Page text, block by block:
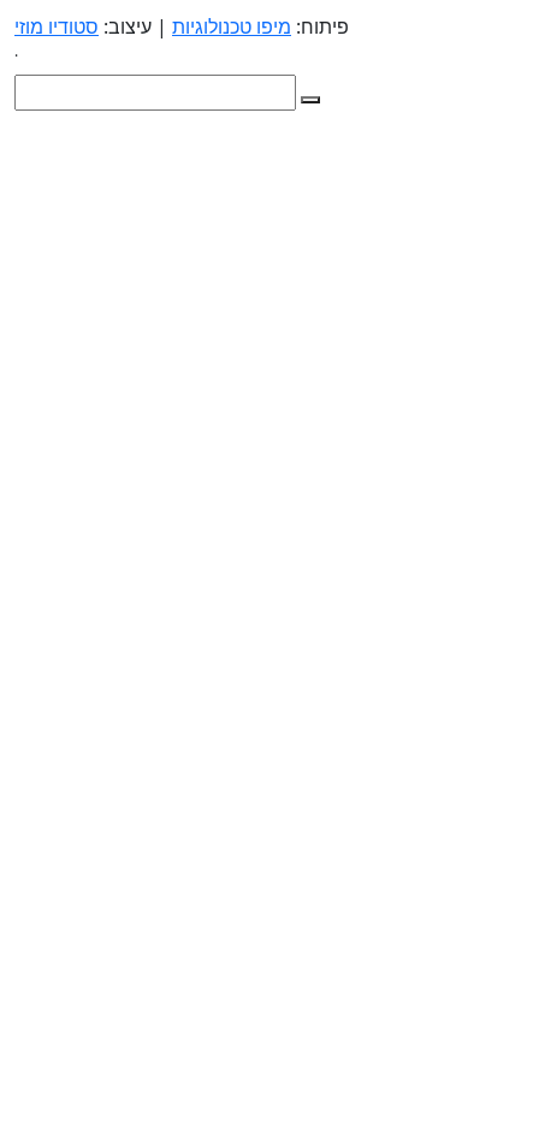
פיתוח: מיפו טכנולוגיות | עיצוב: סטודיו מוזי
.